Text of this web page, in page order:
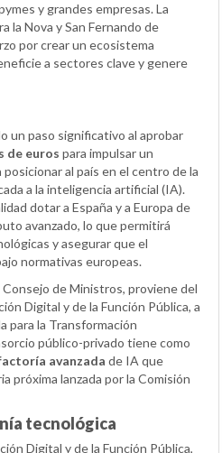
y grandes empresas. La
la Nova y San Fernando de
por crear un ecosistema
a sectores clave y genere
un paso significativo al aprobar
de euros para impulsar un
al país en el centro de la
a la inteligencia artificial (IA).
dotar a España y a Europa de
avanzado, lo que permitirá
y asegurar que el
normativas europeas.
de Ministros, proviene del
Digital y de la Función Pública, a
para la Transformación
público-privado tiene como
avanzada de IA que
próxima lanzada por la Comisión
tecnológica
Digital y de la Función Pública,